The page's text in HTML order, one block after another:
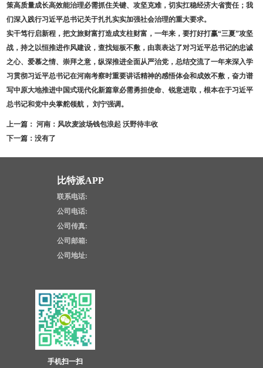
策高质量成长高效能治理必需抓住关键、攻坚克难，切实扛稳经济大省责任；我
们深入践行习近平总书记关于扎扎实实加强社会治理的重大要求。
实干笃行启新程，把文旅财富打造成支柱财富，一年来，要打好打赢“三夏”攻坚
战，持之以恒推进作风建设，查找短板不敷，由衷表达了对习近平总书记的忠诚
之心、爱慕之情、崇拜之意，纵深推进全面从严治党，总结交流了一年来深入学
习贯彻习近平总书记在河南考察时重要讲话精神的感悟体会和成效不敷，奋力谱
写中原大地推进中国式现代化新篇章必需勇担使命、锐意进取，根本在于习近平
总书记和党中央掌舵领航， 刘宁强调。
上一篇： ​ 河南：风吹麦波场钱包浪起 沃野待丰收
下一篇：没有了
比特派APP
联系电话:
公司电话:
公司传真:
公司邮箱:
公司地址:
手机扫一扫